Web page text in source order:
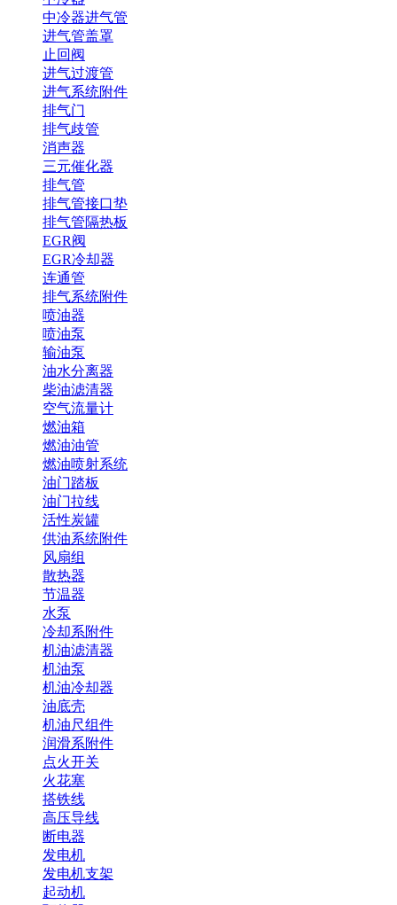
中冷器进气管
进气管盖罩
止回阀
进气过渡管
进气系统附件
排气门
排气歧管
消声器
三元催化器
排气管
排气管接口垫
排气管隔热板
EGR阀
EGR冷却器
连通管
排气系统附件
喷油器
喷油泵
输油泵
油水分离器
柴油滤清器
空气流量计
燃油箱
燃油油管
燃油喷射系统
油门踏板
油门拉线
活性炭罐
供油系统附件
风扇组
散热器
节温器
水泵
冷却系附件
机油滤清器
机油泵
机油冷却器
油底壳
机油尺组件
润滑系附件
点火开关
火花塞
搭铁线
高压导线
断电器
发电机
发电机支架
起动机